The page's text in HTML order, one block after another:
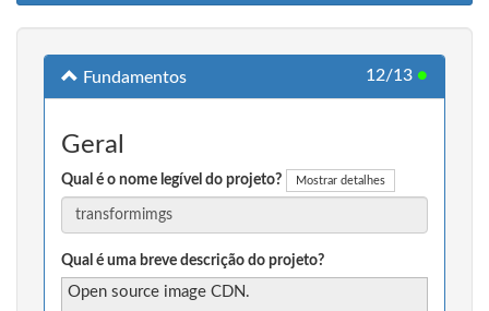
Fundamentos 12/13 ●
Geral
Qual é o nome legível do projeto? Mostrar detalhes
Qual é uma breve descrição do projeto?
Open source image CDN.